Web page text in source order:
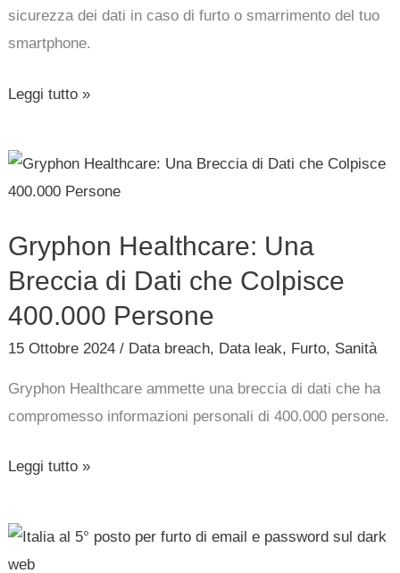
sicurezza dei dati in caso di furto o smarrimento del tuo
smartphone.
o
smarrimento
Leggi tutto »
Gryphon Healthcare: Una
Breccia di Dati che Colpisce
400.000 Persone
15 Ottobre 2024/ Data breach, Data leak, Furto, Sanità
Gryphon Healthcare ammette una breccia di dati che ha
compromesso informazioni personali di 400.000 persone.
Gryphon
Healthcare:
Breccia
di
che
Colpisce
400.000
Persone
Leggi tutto »
Italia
al